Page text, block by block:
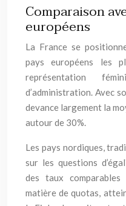
Comparaison
européens
La France se
pays européens les
représentation
d’administration. Avec
devance largement la
autour de 30%.
Les pays nordiques,
sur les questions
des taux
matière de quotas,